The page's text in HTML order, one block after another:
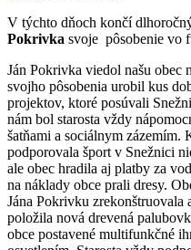
V týchto dňoch končí
Pokrivka svoje pôsobenie
Ján Pokrivka viedol našu obec
svojho pôsobenia urobil kus
projektov, ktoré posúvali
nám bol starosta vždy
šatňami a sociálnym zázemím.
podporovala šport v Snežnici
ale obec hradila aj platby za
na náklady obce prali dresy.
Jána Pokrivku zrekonštruovala
položila nová drevená
obce postavené multifunkčné